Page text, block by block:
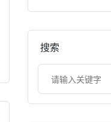
搜索